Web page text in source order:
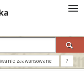
zaawansowane ?